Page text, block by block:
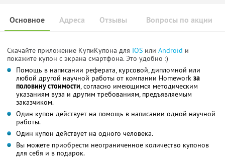
Основное Отзывы Вопросы по акции
Адреса
Скачайте приложение КупиКупона для IOS или Android и
покажите купон с экрана смартфона. Это удобно :)
Помощь в написании реферата, курсовой, дипломной или
любой другой научной работы от компании Homework за
половину стоимости, согласно имеющимся методическим
указаниям вуза и другим требованиям, предъявляемым
заказчиком.
Один купон действует на помощь в написании одной научной
работы.
Один купон действует на одного человека.
Вы можете приобрести неограниченное количество купонов
для себя и в подарок.